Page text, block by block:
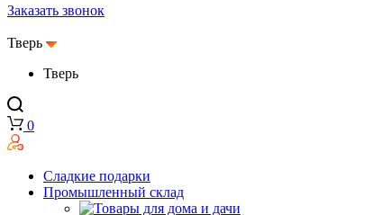
Заказать звонок
Тверь
Тверь
0
Сладкие подарки
Промышленный склад